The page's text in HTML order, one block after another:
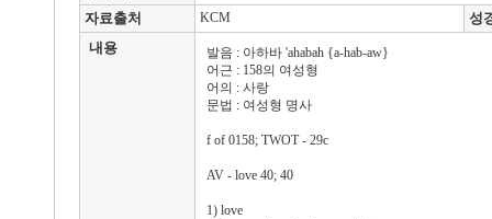
자료출처 KCM
성
내용
발음 : 아하바 'ahabah {a-hab-aw}
어근 : 158의 여성형
어의 : 사랑
문법 : 여성형 명사
f of 0158; TWOT - 29c
AV - love 40; 40
1) love